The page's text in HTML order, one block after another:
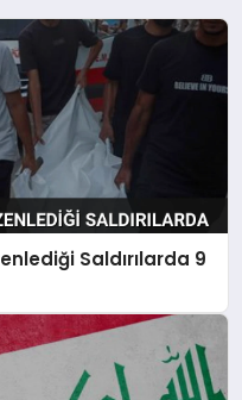
Saldırılarda 9